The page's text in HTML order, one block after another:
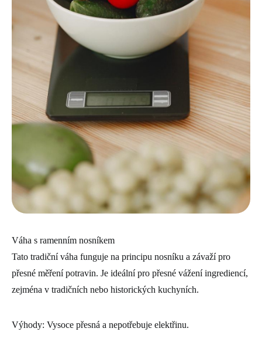
Váha s ramenním nosníkem
Tato tradiční váha funguje na principu nosníku a závaží pro
přesné měření potravin. Je ideální pro přesné vážení ingrediencí,
zejména v tradičních nebo historických kuchyních.
Výhody: Vysoce přesná a nepotřebuje elektřinu.